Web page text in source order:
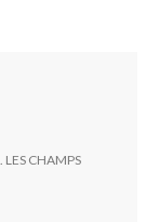
LES CHAMPS